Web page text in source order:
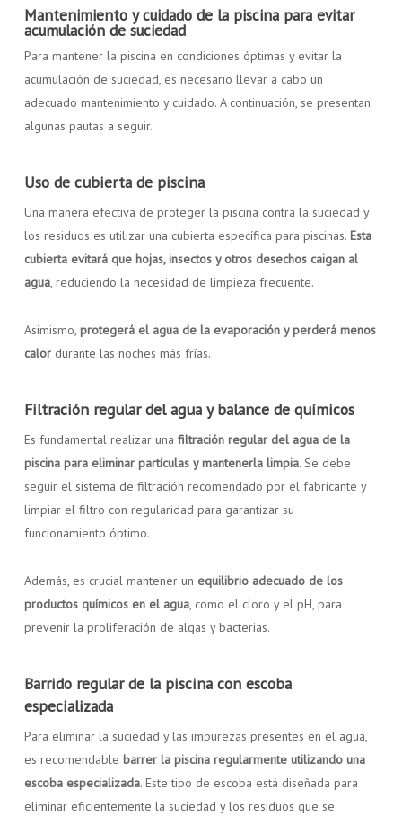
Mantenimiento y cuidado de la piscina para evitar
acumulación de suciedad
Para mantener la piscina en condiciones óptimas y evitar la
acumulación de suciedad, es necesario llevar a cabo un
adecuado mantenimiento y cuidado. A continuación, se presentan
algunas pautas a seguir.
Uso de cubierta de piscina
Una manera efectiva de proteger la piscina contra la suciedad y
los residuos es utilizar una cubierta específica para piscinas. Esta
cubierta evitará que hojas, insectos y otros desechos caigan al
agua, reduciendo la necesidad de limpieza frecuente.
Asimismo, protegerá el agua de la evaporación y perderá menos
calordurante las noches más frías.
Filtración regular del agua y balance de químicos
Es fundamental realizar una filtración regular del agua de la
piscina para eliminar partículas y mantenerla limpia. Se debe
seguir el sistema de filtración recomendado por el fabricante y
limpiar el filtro con regularidad para garantizar su
funcionamiento óptimo.
Además, es crucial mantener un equilibrio adecuado de los
productos químicos en el agua, como el cloro y el pH, para
prevenir la proliferación de algas y bacterias.
Barrido regular de la piscina con escoba
especializada
Para eliminar la suciedad y las impurezas presentes en el agua,
es recomendable barrer la piscina regularmente utilizando una
escoba especializada. Este tipo de escoba está diseñada para
eliminar eficientemente la suciedad y los residuos que se